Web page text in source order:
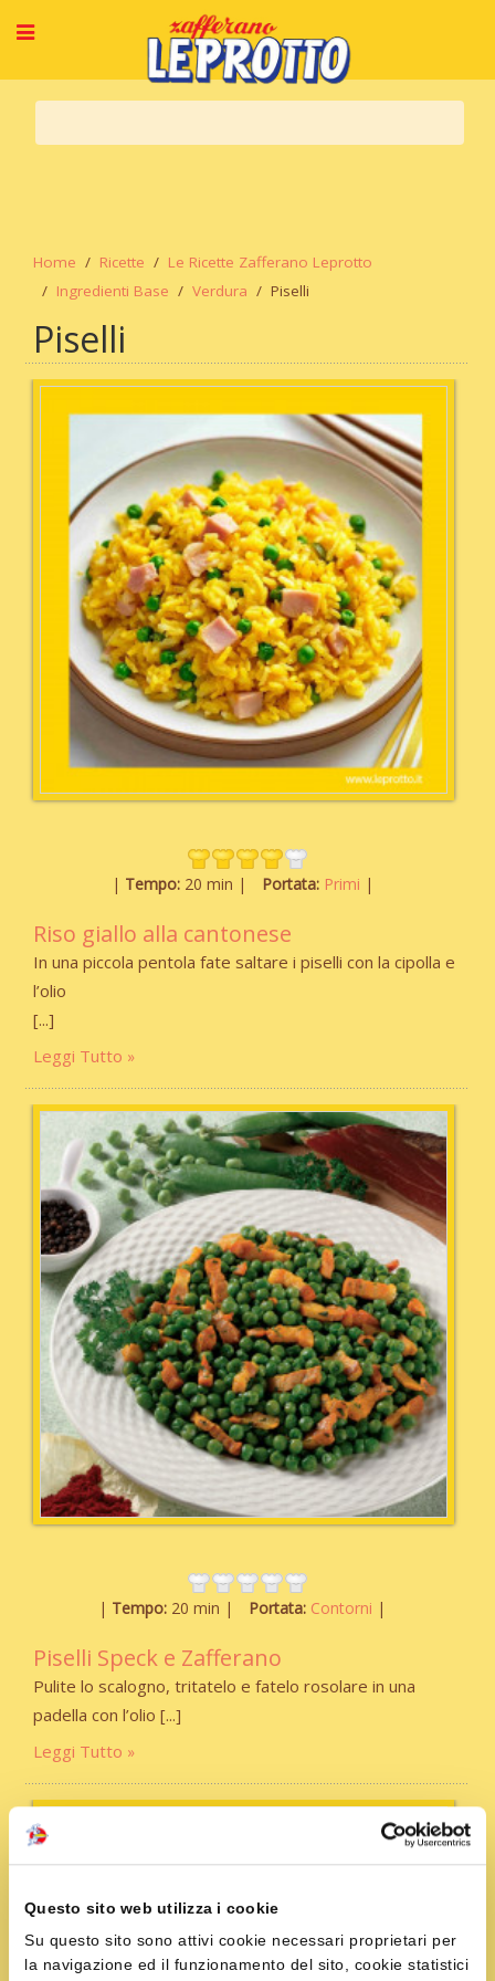
Questo sito web utilizza i cookie
Su questo sito sono attivi cookie necessari proprietari per
la navigazione ed il funzionamento del sito, cookie statistici
Home Ricette
Le Ricette Zafferano Leprotto
Ingredienti Base
Verdura Piselli
Piselli
Tempo: 20 min Portata: Primi
Riso giallo alla cantonese
In una piccola pentola fate saltare i piselli con la cipolla e
l’olio
Leggi Tutto
Tempo: 20 min Portata: Contorni
Piselli Speck e Zafferano
Pulite lo scalogno, tritatelo e fatelo rosolare in una
padella con l’olio
Leggi Tutto